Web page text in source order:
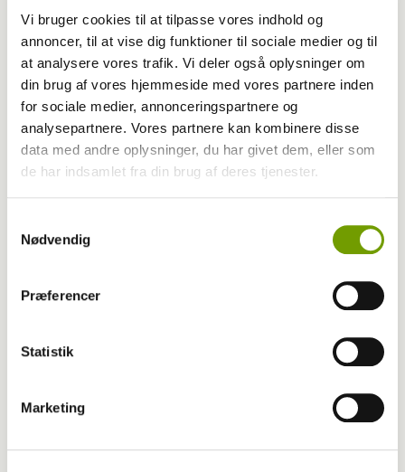
Vi bruger cookies til at tilpasse vores indhold og
annoncer, til at vise dig funktioner til sociale medier og til
at analysere vores trafik. Vi deler også oplysninger om
din brug af vores hjemmeside med vores partnere inden
for sociale medier, annonceringspartnere og
analysepartnere. Vores partnere kan kombinere disse
data med andre oplysninger, du har givet dem, eller som
de har indsamlet fra din brug af deres tjenester.
Nødvendig
Præferencer
Statistik
Marketing
Pressemeddelelser
Besøgshunde gør også en forskel for
plejepersonalet – ikke kun for de ældre